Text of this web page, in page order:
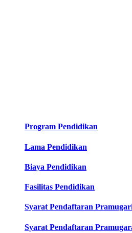
Program Pendidikan
Lama Pendidikan
Biaya Pendidikan
Fasilitas Pendidikan
Syarat Pendaftaran
Syarat Pendaftaran